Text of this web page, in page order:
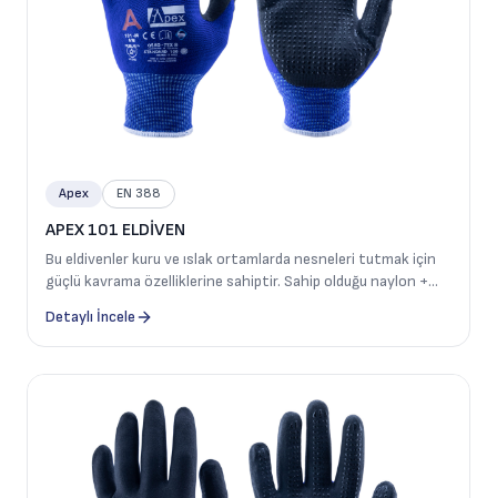
Apex EN 388
APEX 101 ELDİVEN
Bu eldivenler kuru ve ıslak ortamlarda nesneleri tutmak için
güçlü kavrama özelliklerine sahiptir. Sahip olduğu naylon +
konforlu esnek ve dayanıklıdır. Köpük nitril kaplaması
sayesinde sıvı geçirmezliği, yağ dayanımı ve üstün özellikler
sunmaktadır. Daha iyi kavrama imkanı sağlaması için avuç
Detaylı İncele